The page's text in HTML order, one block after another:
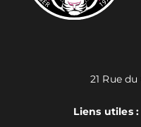
21 Rue
Liens utiles :